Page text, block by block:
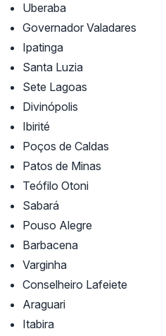
Uberaba
Governador Valadares
Ipatinga
Santa Luzia
Sete Lagoas
Divinópolis
Ibirité
Poços de Caldas
Patos de Minas
Teófilo Otoni
Sabará
Pouso Alegre
Barbacena
Varginha
Conselheiro Lafeiete
Araguari
Itabira